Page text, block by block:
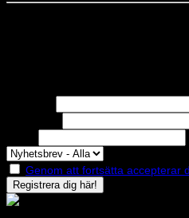
Genom att fortsätta accepterar